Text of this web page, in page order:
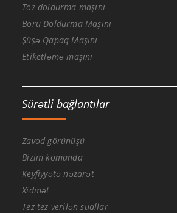
Toz doldurma maşını
Boru Doldurma Maşını
Şüşə Qapaq Maşını
Etiketləmə maşını
Sürətli bağlantılar
Zavod görünüşü
Bizim komanda
Keyfiyyətə nəzarət
Xidmət
Tez-tez verilən suallar